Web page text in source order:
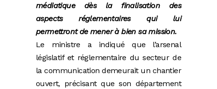
médiatique dès la finalisation des
aspects réglementaires qui lui
permettront de mener à bien sa mission.
Le ministre a indiqué que l’arsenal
législatif et réglementaire du secteur de
la communication demeurait un chantier
ouvert, précisant que son département